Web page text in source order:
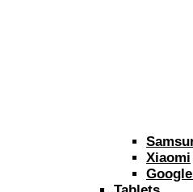
Xiaomi